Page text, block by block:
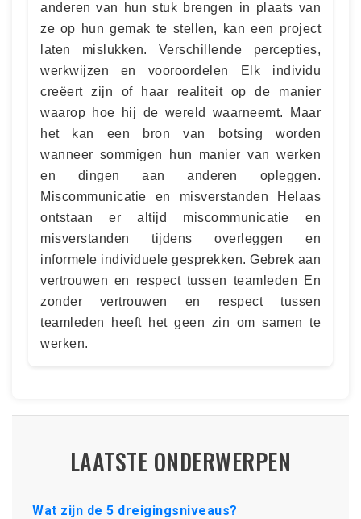
anderen van hun stuk brengen in plaats van
ze op hun gemak te stellen, kan een project
laten mislukken. Verschillende percepties,
werkwijzen en vooroordelen Elk individu
creëert zijn of haar realiteit op de manier
waarop hoe hij de wereld waarneemt. Maar
het kan een bron van botsing worden
wanneer sommigen hun manier van werken
en dingen aan anderen opleggen.
Miscommunicatie en misverstanden Helaas
ontstaan er altijd ​​miscommunicatie en
misverstanden tijdens overleggen en
informele individuele gesprekken. Gebrek aan
vertrouwen en respect tussen teamleden En
zonder vertrouwen en respect tussen
teamleden heeft het geen zin om samen te
werken.
LAATSTE ONDERWERPEN
Wat zijn de 5 dreigingsniveaus?